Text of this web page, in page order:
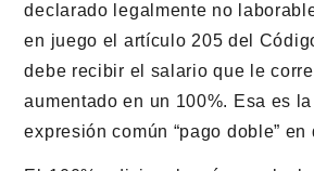
declarado legalmente no
en juego el artículo 205 del
debe recibir el salario que le
aumentado en un 100%. Esa es
expresión común “pago doble” en